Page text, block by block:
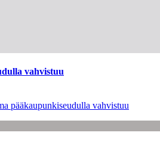
vahvistuu
pääkaupunkiseudulla vahvistuu